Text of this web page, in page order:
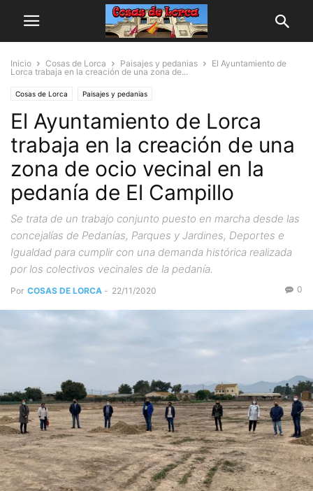
Inicio Cosas de Lorca Paisajes y pedanias
El Ayuntamiento de
Lorca trabaja en la creación de una zona de...
Cosas de Lorca Paisajes y pedanias
El Ayuntamiento de Lorca
trabaja en la creación de una
zona de ocio vecinal en la
pedanía de El Campillo
Se trata de un trabajo conjunto puesto en marcha desde las
concejalías de Pedanías, Parques y Jardines, Deportes e
Igualdad para cumplir con una demanda histórica realizada
por los colectivos vecinales de la pedanía.
Por COSAS DE LORCA - 22/11/2020 0